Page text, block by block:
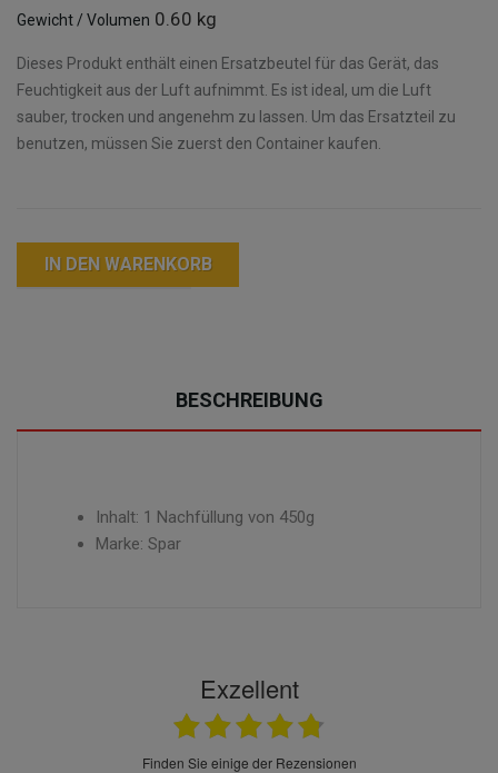
Gewicht / Volumen 0.60 kg
Dieses Produkt enthält einen Ersatzbeutel für das Gerät, das
Feuchtigkeit aus der Luft aufnimmt. Es ist ideal, um die Luft
sauber, trocken und angenehm zu lassen. Um das Ersatzteil zu
benutzen, müssen Sie zuerst den Container kaufen.
IN DEN WARENKORB
BESCHREIBUNG
Inhalt: 1 Nachfüllung von 450g
Marke: Spar
Exzellent
finden Sie einige der Rezensionen